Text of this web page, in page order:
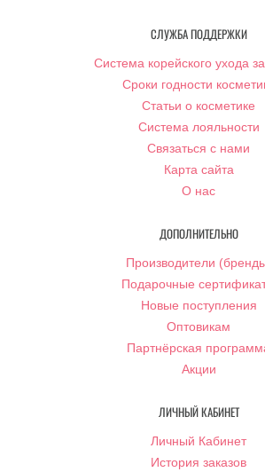
СЛУЖБА ПОДДЕРЖКИ
Система корейского ухода
Сроки годности
Статьи о косметике
Система лояльности
Связаться с нами
Карта сайта
О нас
ДОПОЛНИТЕЛЬНО
Производители
Подарочные
Новые поступления
Оптовикам
Партнёрская
Акции
ЛИЧНЫЙ КАБИНЕТ
Личный Кабинет
История заказов